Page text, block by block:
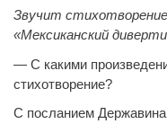
Звучит
«Мексиканский
— С какими
стихотворение?
С посланием